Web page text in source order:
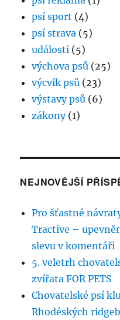
psí sport (4)
psí strava (5)
události (5)
výchova psů (25)
výcvik psů (23)
výstavy psů (6)
zákony(1)
NEJNOVĚJŠÍ
Pro šťastné
Tractive –
slevu v komentáři
5. veletrh
zvířata FOR PETS
Chovatelské psí
Rhodéských